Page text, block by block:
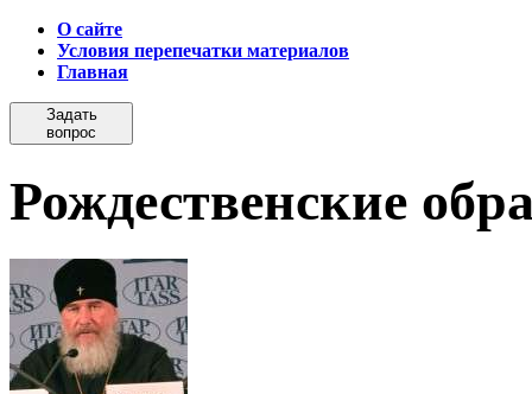
О сайте
Условия перепечатки материалов
Главная
Задать
вопрос
Рождественские